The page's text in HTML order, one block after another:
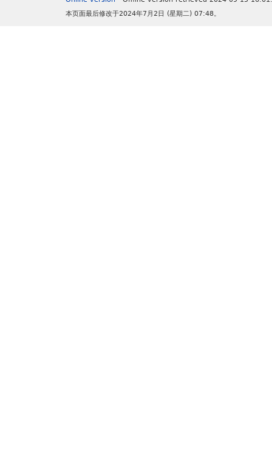
本页面最后修改于2024年7月2日 (星期二) 07:48。